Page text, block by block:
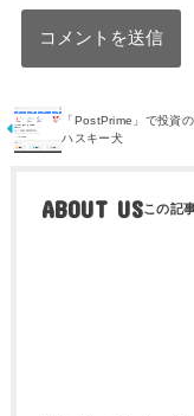
「PostPrime」で投資
ハスキー犬
ABOUT US